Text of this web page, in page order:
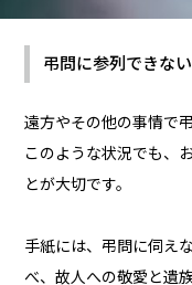
弔問に参列できな
遠方やその他の事情で
このような状況でも、
とが大切です。
手紙には、弔問に伺え
べ、故人への敬愛と遺